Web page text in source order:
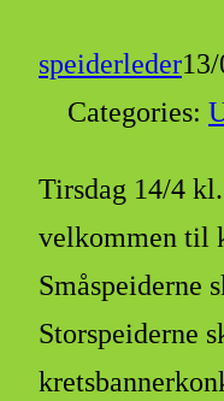
speiderleder
Categories:
Tirsdag 14/4
velkommen til
Småspeiderne
Storspeiderne